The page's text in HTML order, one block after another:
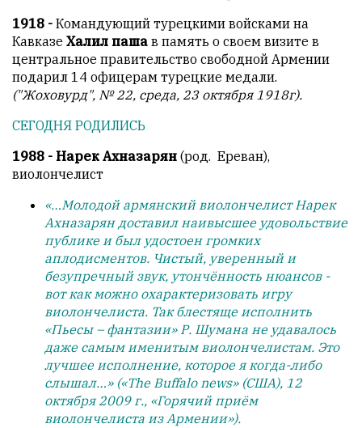
1918 - Командующий турецкими войсками на
Кавказе Халил паша в память о своем визите в
центральное правительство свободной Армении
подарил 14 офицерам турецкие медали.
("Жоховурд", № 22, среда, 23 октября 1918г).
СЕГОДНЯ РОДИЛИСЬ
1988 - Нарек Ахназарян (род. Ереван),
виолончелист
«…Молодой армянский виолончелист Нарек
Ахназарян доставил наивысшее удовольствие
публике и был удостоен громких
аплодисментов. Чистый, уверенный и
безупречный звук, утончённость нюансов -
вот как можно охарактеризовать игру
виолончелиста. Так блестяще исполнить
«Пьесы – фантазии» Р. Шумана не удавалось
даже самым именитым виолончелистам. Это
лучшее исполнение, которое я когда-либо
слышал…» («The Buffalo news» (США), 12
октября 2009 г., «Горячий приём
виолончелиста из Армении»).